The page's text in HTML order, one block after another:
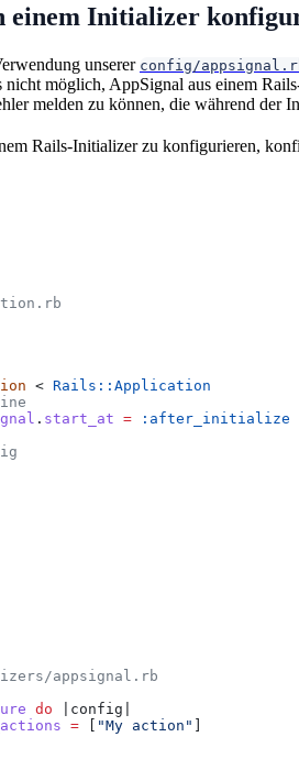
einem Initializer
unserer config/
nicht möglich, AppSignal aus einem
melden zu können, die während der
Rails-Initializer zu konfigurieren,
< Rails::Application
. start_at = :after_initialize
appsignal.rb
do config
= [ "My action" ]